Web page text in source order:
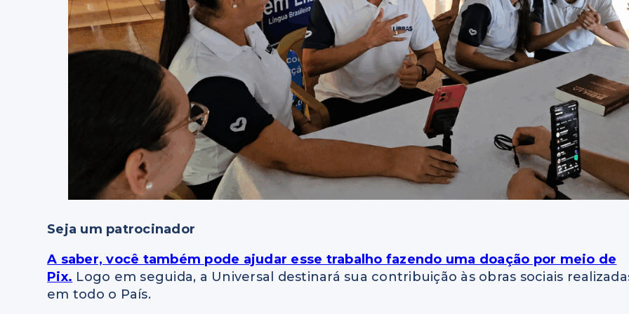
Seja um patrocinador
A saber, você também pode ajudar esse trabalho fazendo uma doação por meio de
Pix. Logo em seguida, a Universal destinará sua contribuição às obras sociais
em todo o País.